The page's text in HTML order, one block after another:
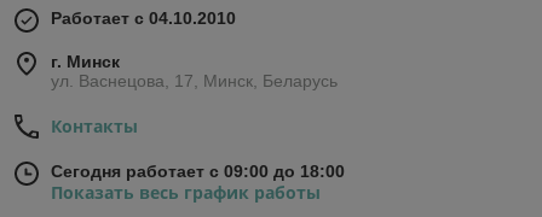
Работает с 04.10.2010
г. Минск
ул. Васнецова, 17, Минск, Беларусь
Контакты
Сегодня работает с 09:00 до 18:00
Показать весь график работы